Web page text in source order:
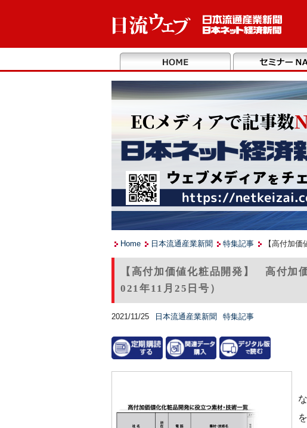
Home 日本流通産業新聞 特集記事 【高付加
【高付加価値化粧品開発】 高付加
021年11月25日号）
2021/11/25 日本流通産業新聞 特集記事